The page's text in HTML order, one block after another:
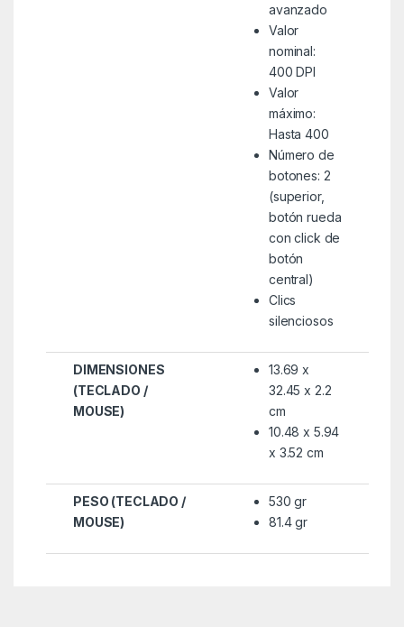
avanzado
Valor
nominal:
400 DPI
Valor
máximo:
Hasta 400
Número de
botones: 2
(superior,
botón rueda
con click de
botón
central)
Clics
silenciosos
DIMENSIONES
(TECLADO /
MOUSE)
13.69 x
32.45 x 2.2
cm
10.48 x 5.94
x 3.52 cm
PESO (TECLADO /
MOUSE)
530 gr
81.4 gr